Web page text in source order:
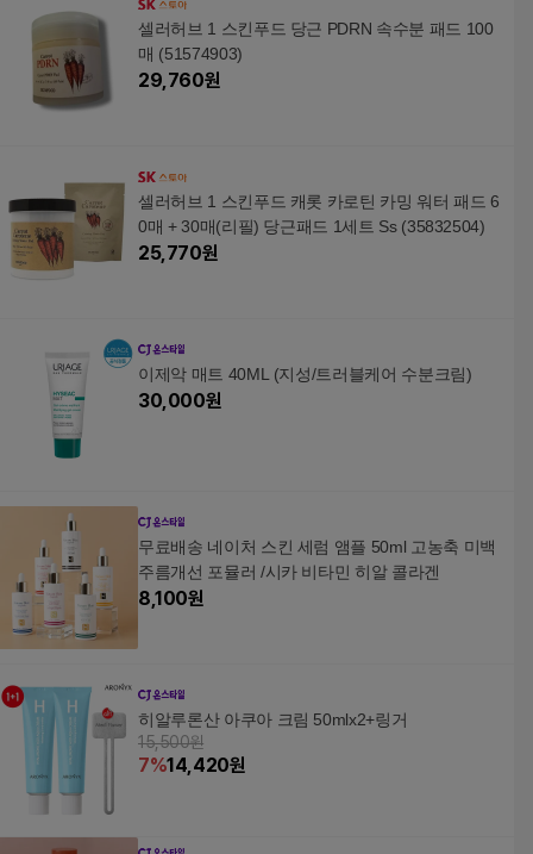
셀러허브 1 스킨푸드 당근 PDRN 속수분 패드 100
매 (51574903)
29,760원
셀러허브 1 스킨푸드 캐롯 카로틴 카밍 워터 패드 6
0매 + 30매(리필) 당근패드 1세트 Ss (35832504)
25,770원
이제악 매트 40ML (지성/트러블케어 수분크림)
30,000원
무료배송 네이처 스킨 세럼 앰플 50ml 고농축 미백
주름개선 포뮬러 /시카 비타민 히알 콜라겐
8,100원
히알루론산 아쿠아 크림 50mlx2+링거
15,500원
7%14,420원